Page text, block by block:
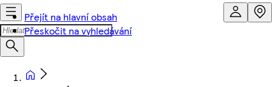
Přejít na hlavní obsah
Přeskočit na vyhledávání